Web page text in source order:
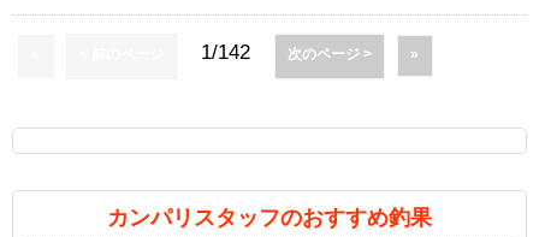
1/142 次のページ > »
カンパリスタッフのおすすめ釣果